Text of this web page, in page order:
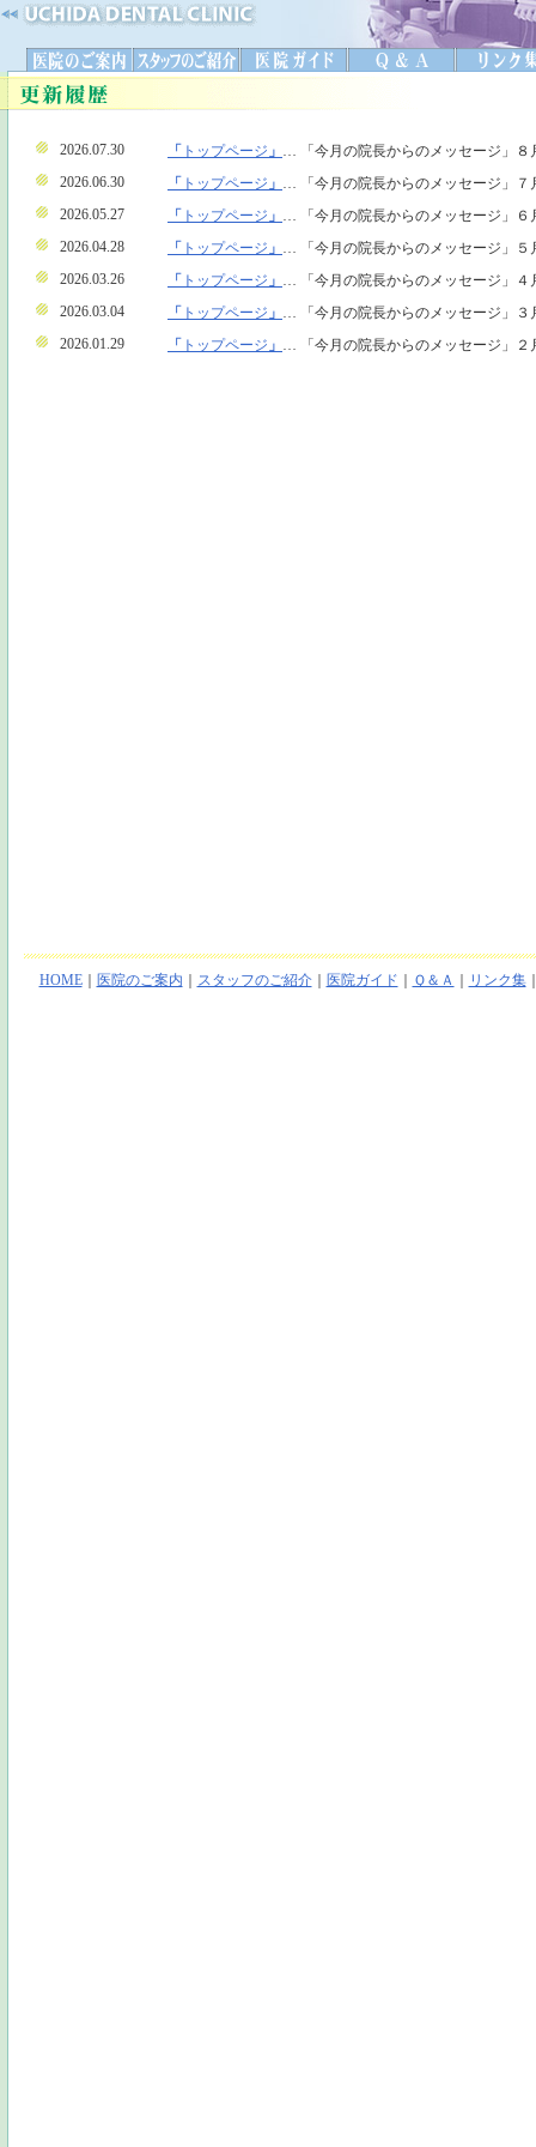
2026.07.30 「 トップページ 」 … 「今月の院長からのメッセージ」８
2026.06.30
「 トップページ 」 … 「今月の院長からのメッセージ」７
2026.05.27
「 トップページ 」 … 「今月の院長からのメッセージ」６
2026.04.28
「 トップページ 」 … 「今月の院長からのメッセージ」５
2026.03.26
「 トップページ 」 … 「今月の院長からのメッセージ」４
2026.03.04
「 トップページ 」 … 「今月の院長からのメッセージ」３
2026.01.29
「 トップページ 」 … 「今月の院長からのメッセージ」２
HOME｜ 医院のご案内 スタッフのご紹介｜ 医院ガイド Ｑ＆Ａ リンク集